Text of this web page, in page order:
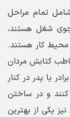
تمام مراحل
شغل هستند،
کار هستند.
کتابش مردان
یا پدر در کنار
کنند و در ساختن
زندگی به‌طور برابر سهیم شوند. کتاب Lean In نیز یکی از بهترین